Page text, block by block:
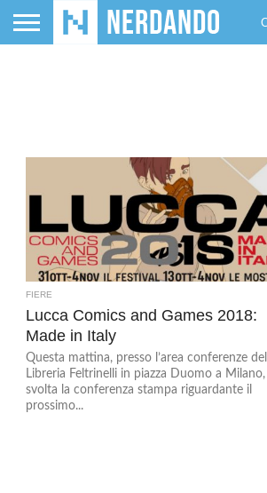
FIERE
Lucca Comics and Games 2018:
Made in Italy
Questa mattina, presso l’area conferenze
Libreria Feltrinelli in piazza Duomo a Milano,
svolta la conferenza stampa riguardante il
prossimo...